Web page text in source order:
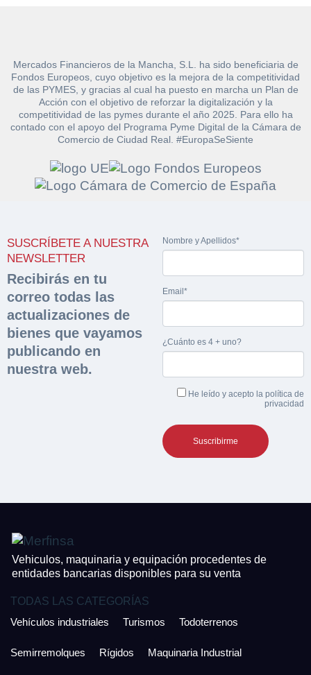
Mercados Financieros de la Mancha, S.L. ha sido beneficiaria de
Fondos Europeos, cuyo objetivo es la mejora de la competitividad
de las PYMES, y gracias al cual ha puesto en marcha un Plan de
Acción con el objetivo de reforzar la digitalización y la
competitividad de las pymes durante el año 2025. Para ello ha
contado con el apoyo del Programa Pyme Digital de la Cámara de
Comercio de Ciudad Real. #EuropaSeSiente
SUSCRÍBETE A NUESTRA
NEWSLETTER
Recibirás en tu
correo todas las
actualizaciones de
bienes que vayamos
publicando en
nuestra web.
Nombre y Apellidos*
Email*
¿Cuánto es 4 + uno?
He leído y acepto la política de
privacidad
Vehiculos, maquinaria y equipación procedentes de
entidades bancarias disponibles para su venta
TODAS LAS CATEGORÍAS
Vehículos industriales
Turismos Todoterrenos
Semirremolques Rígidos Maquinaria Industrial
documentación
sobre la peritación
Rellene este formulario y recibirá en su email el
enlace para descargar la documentación
Nombre y Apellidos*
Hacer Oferta
Razón social* CIF/DNI Ofertante*
Teléfono* Email*
Nombre y Apellidos*
Sobre Merfinsa
Venta de bienes muebles
Vehículos